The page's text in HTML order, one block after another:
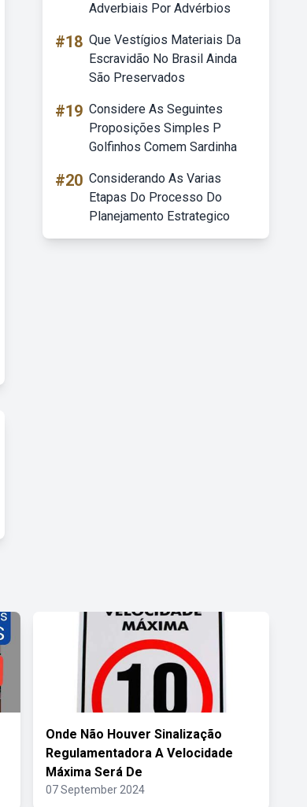
Adverbiais Por Advérbios
#18 Que Vestígios Materiais Da
Escravidão No Brasil Ainda
São Preservados
#19 Considere As Seguintes
Proposições Simples P
Golfinhos Comem Sardinha
#20 Considerando As Varias
Etapas Do Processo Do
Planejamento Estrategico
Onde Não Houver Sinalização
Regulamentadora A Velocidade
Máxima Será De
07 September 2024